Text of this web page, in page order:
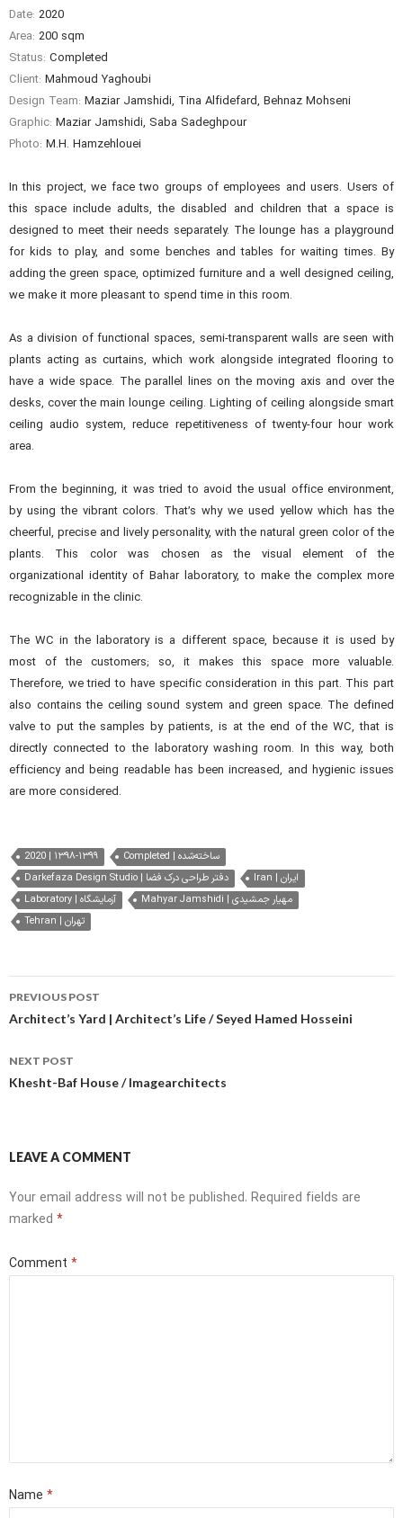
Date: 2020
Area: 200 sqm
Status: Completed
Client: Mahmoud Yaghoubi
Design Team: Maziar Jamshidi, Tina Alfidefard, Behnaz Mohseni
Graphic: Maziar Jamshidi, Saba Sadeghpour
Photo: M.H. Hamzehlouei
In this project, we face two groups of employees and users. Users of
this space include adults, the disabled and children that a space is
designed to meet their needs separately. The lounge has a playground
for kids to play, and some benches and tables for waiting times. By
adding the green space, optimized furniture and a well designed ceiling,
we make it more pleasant to spend time in this room.
As a division of functional spaces, semi-transparent walls are seen with
plants acting as curtains, which work alongside integrated flooring to
have a wide space. The parallel lines on the moving axis and over the
desks, cover the main lounge ceiling. Lighting of ceiling alongside smart
ceiling audio system, reduce repetitiveness of twenty-four hour work
area.
From the beginning, it was tried to avoid the usual office environment,
by using the vibrant colors. That’s why we used yellow which has the
cheerful, precise and lively personality, with the natural green color of the
plants. This color was chosen as the visual element of the
organizational identity of Bahar laboratory, to make the complex more
recognizable in the clinic.
The WC in the laboratory is a different space, because it is used by
most of the customers; so, it makes this space more valuable.
Therefore, we tried to have specific consideration in this part. This part
also contains the ceiling sound system and green space. The defined
valve to put the samples by patients, is at the end of the WC, that is
directly connected to the laboratory washing room. In this way, both
efficiency and being readable has been increased, and hygienic issues
are more considered.
2020 | ۱۳۹۸-۱۳۹۹
Completed | ساخته‌شده
Darkefaza Design Studio | دفتر طراحی درک فضا
Iran | ایران
Laboratory | آزمایشگاه
Mahyar Jamshidi | مهیار جمشیدی
Tehran | تهران
Post
navigation
PREVIOUS POST
Architect’s Yard | Architect’s Life / Seyed Hamed Hosseini
NEXT POST
Khesht-Baf House / Imagearchitects
LEAVE A COMMENT
Your email address will not be published. Required fields are
marked *
Comment *
Name *